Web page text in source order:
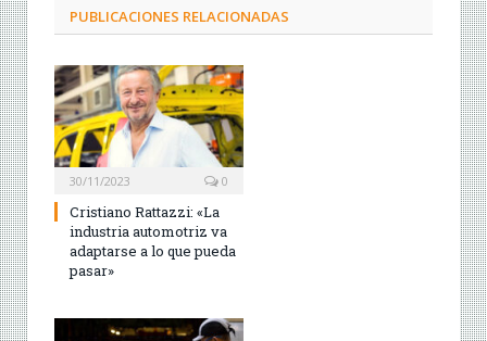
PUBLICACIONES RELACIONADAS
30/11/2023 0
Cristiano Rattazzi: «La
industria automotriz va
adaptarse a lo que pueda
pasar»